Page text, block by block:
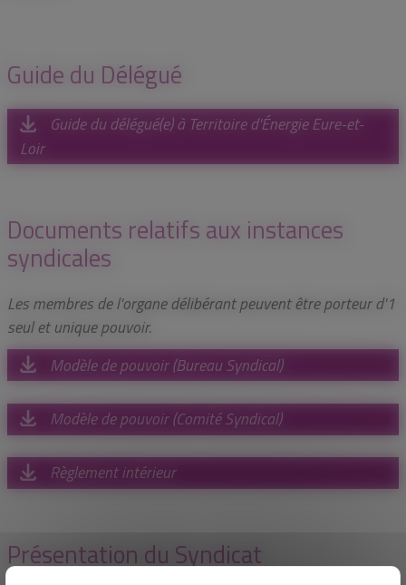
Guide du Délégué
Guide du délégué(e) à Territoire d'Énergie Eure-et-
Loir
Documents relatifs aux instances
syndicales
Les membres de l'organe délibérant peuvent être porteur d'1
seul et unique pouvoir.
Modèle de pouvoir (Bureau Syndical)
Modèle de pouvoir (Comité Syndical)
Règlement intérieur
Présentation du Syndicat